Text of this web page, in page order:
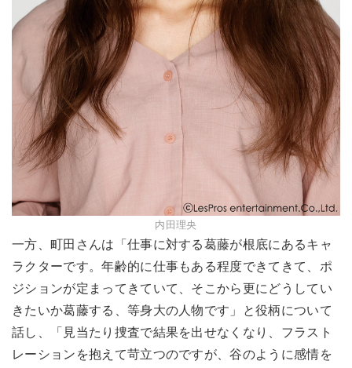
内田理央
一方、町田さんは「仕事に対する葛藤が根底にあるキャ
ラクターです。年齢的に仕事もある程度できてきて、ポ
ジションが定まってきていて、そこから更にどうしてい
きたいか葛藤する、等身大の人物です」と役柄について
話し、「見当たり捜査で結果を出せなくなり、フラスト
レーションを抱えて苛立つのですが、谷のように感情を